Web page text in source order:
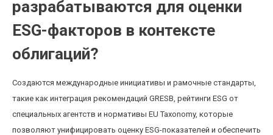
разрабатываются для оценки
ESG-факторов в контексте
облигаций?
Создаются международные инициативы и рамочные стандарты,
такие как интеграция рекомендаций GRESB, рейтинги ESG от
специальных агентств и нормативы EU Taxonomy, которые
позволяют унифицировать оценку ESG-показателей и обеспечить